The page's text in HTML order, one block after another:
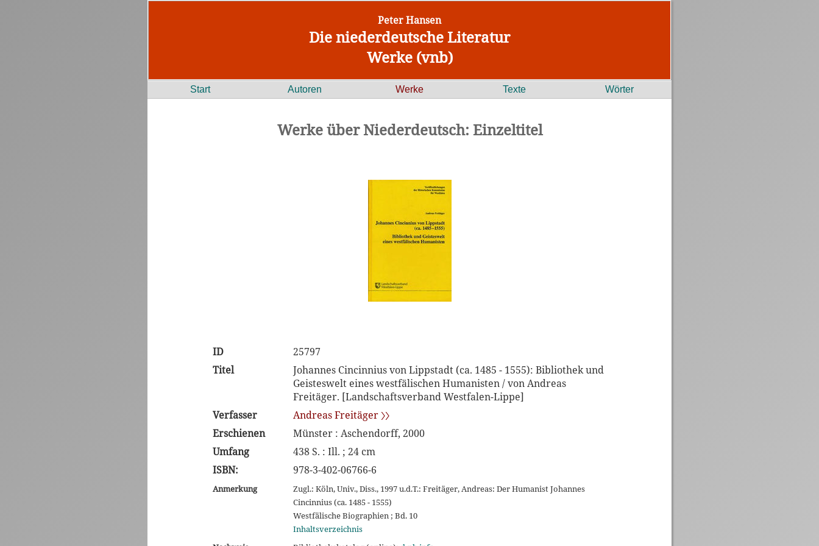
Peter Hansen
Die niederdeutsche Literatur
Werke (vnb)
Start Autoren Werke Texte Wörter
Werke über Niederdeutsch: Einzeltitel
ID
25797
Titel
Johannes Cincinnius von Lippstadt (ca. 1485 - 1555): Bibliothek und
Geisteswelt eines westfälischen Humanisten / von Andreas
Freitäger. [Landschaftsverband Westfalen-Lippe]
Verfasser
Andreas Freitäger 〉〉
Erschienen
Münster : Aschendorff, 2000
Umfang
438 S. : Ill. ; 24 cm
ISBN:
978-3-402-06766-6
Anmerkung
Zugl.: Köln, Univ., Diss., 1997 u.d.T.: Freitäger, Andreas: Der Humanist Johannes
Cincinnius (ca. 1485 - 1555)
Westfälische Biographien ; Bd. 10
Inhaltsverzeichnis